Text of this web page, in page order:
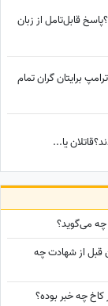
قابل‌تامل از زبان
برایتان گران تمام
یا...
چه می‌گوید؟
قبل از شهادت چه
چه خبر بوده؟